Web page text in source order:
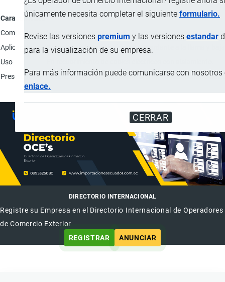
únicamente necesita completar el siguiente formulario.
Revise las versiones premium y las versiones estandar
para la visualización de su empresa.
Para más información puede comunicarse con nosotros
enlace.
CERRAR
Característica
Composición
Hidróxido de aluminio: 64.1%; Agente de acoplamiento
Aplicación
Compuesto libre de halógeno Retardante a la llama y
Uso
Presentación
Pellets, en bolsas de aluminio con un contenido neto de
DIRECTORIO INTERNACIONAL
Registre su Empresa en el Directorio Internacional de Operadores
de Comercio Exterior
REGISTRAR
ANUNCIAR